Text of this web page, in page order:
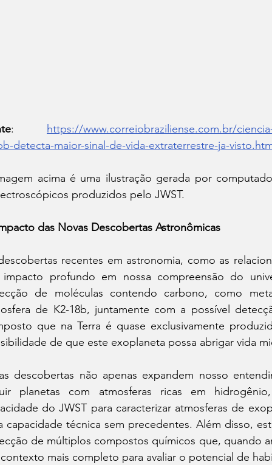
: https://www.correiobraziliense.com.br/
detecta-maior-sinal-de-vida-extraterrestre-ja-
acima é uma ilustração gerada por
produzidos pelo JWST.
das Novas Descobertas Astronômicas
recentes em astronomia, como as
impacto profundo em nossa compreensão do
de moléculas contendo carbono, como
de K2-18b, juntamente com a possível
que na Terra é quase exclusivamente
de que este exoplaneta possa abrigar vida
descobertas não apenas expandem nosso
planetas com atmosferas ricas em
do JWST para caracterizar atmosferas de
capacidade técnica sem precedentes. Além disso,
de múltiplos compostos químicos que, quando
mais completo para avaliar o potencial de